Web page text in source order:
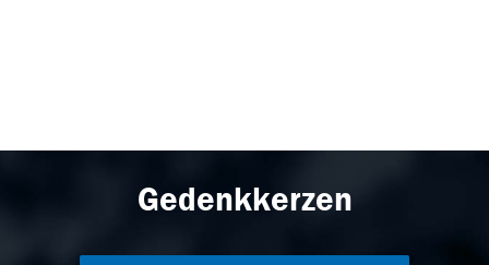
Gedenkkerzen